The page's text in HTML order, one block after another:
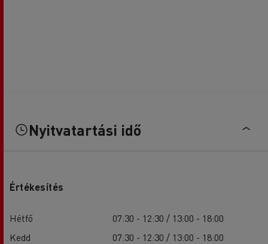
Nyitvatartási idő
Értékesítés
Hétfő
07:30 - 12:30 / 13:00 - 18:00
Kedd
07:30 - 12:30 / 13:00 - 18:00